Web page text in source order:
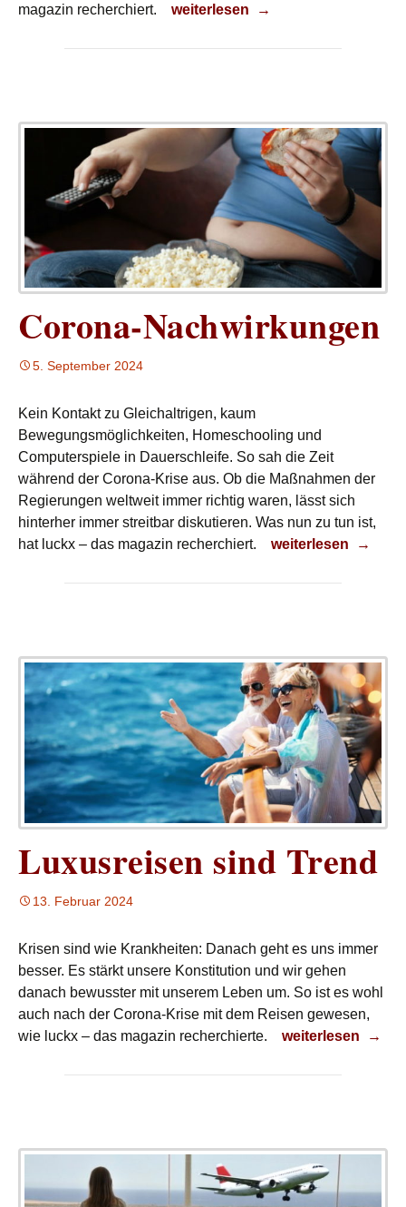
magazin recherchiert.
Reisen in Deutschland
weiterlesen →
Corona-Nachwirkungen
5. September 2024
Kein Kontakt zu Gleichaltrigen, kaum
Bewegungsmöglichkeiten, Homeschooling und
Computerspiele in Dauerschleife. So sah die Zeit
während der Corona-Krise aus. Ob die Maßnahmen der
Regierungen weltweit immer richtig waren, lässt sich
hinterher immer streitbar diskutieren. Was nun zu tun ist,
hat luckx – das magazin recherchiert.
Corona-
weiterlesen →
Luxusreisen sind Trend
13. Februar 2024
Krisen sind wie Krankheiten: Danach geht es uns immer
besser. Es stärkt unsere Konstitution und wir gehen
danach bewusster mit unserem Leben um. So ist es wohl
auch nach der Corona-Krise mit dem Reisen gewesen,
wie luckx – das magazin recherchierte.
Luxusreisen sind
weiterlesen →